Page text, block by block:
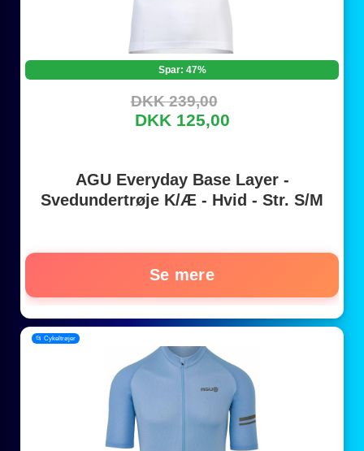
Spar: 47%
DKK 239,00
DKK 125,00
AGU Everyday Base Layer -
Svedundertrøje K/Æ - Hvid - Str. S/M
Se mere
📂 Cykeltrøjer